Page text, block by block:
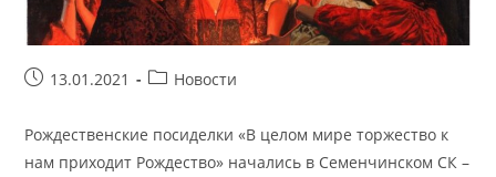
Запись13.01.2021
Рубрика
Новости
Рождественские посиделки «В целом мире торжество к
нам приходит Рождество» начались в Семенчинском СК –